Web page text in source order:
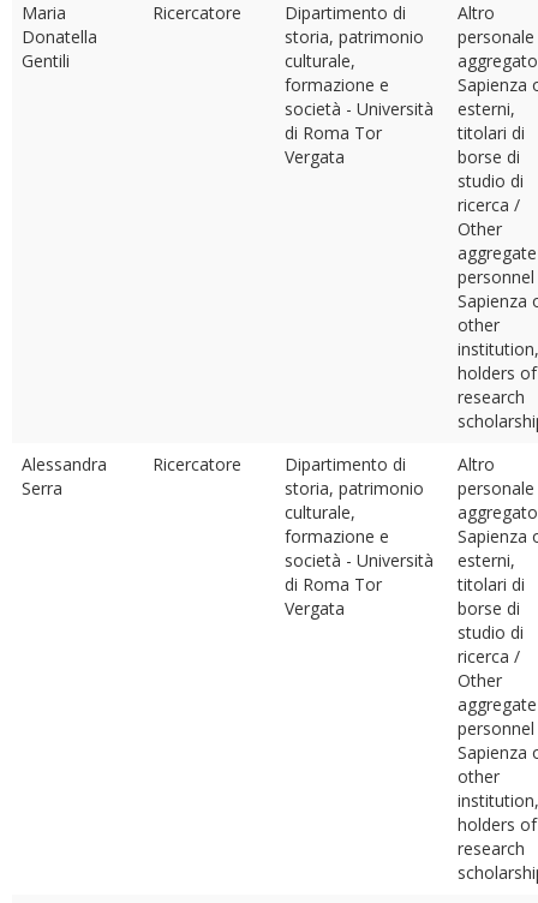
Maria
Donatella
Gentili
Ricercatore
Dipartimento di
storia, patrimonio
culturale,
formazione e
società - Università
di Roma Tor
Vergata
Altro
personale
aggregato
Sapienza
esterni,
titolari di
borse di
studio di
ricerca /
Other
aggregate
personnel
Sapienza
other
institution,
holders of
research
Alessandra
Serra
Ricercatore
Dipartimento di
storia, patrimonio
culturale,
formazione e
società - Università
di Roma Tor
Vergata
Altro
personale
aggregato
Sapienza
esterni,
titolari di
borse di
studio di
ricerca /
Other
aggregate
personnel
Sapienza
other
institution,
holders of
research